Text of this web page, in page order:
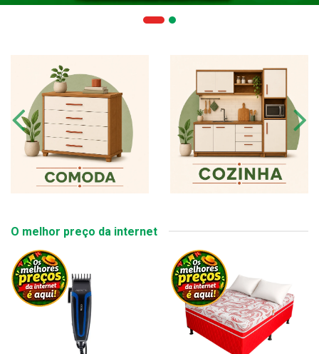
O melhor preço da internet